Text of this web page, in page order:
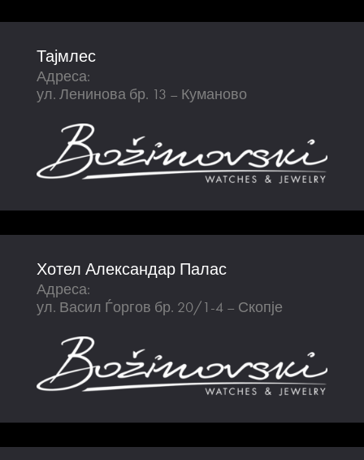
Тајмлес
Адреса:
ул. Ленинова бр. 13 – Куманово
Хотел Александар Палас
Адреса:
ул. Васил Ѓоргов бр. 20/1-4 – Скопје